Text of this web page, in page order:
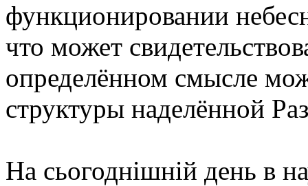
функционировании
что может
определённом смысле
структуры наделённой
На сьогоднішній день в